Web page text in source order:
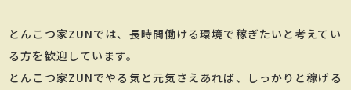
とんこつ家ZUNでは、長時間働ける環境で稼ぎたいと考えてい
る方を歓迎しています。
とんこつ家ZUNでやる気と元気さえあれば、しっかりと稼げる